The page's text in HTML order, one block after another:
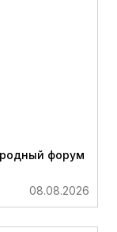
форум
08.08.2026